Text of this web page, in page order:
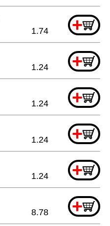
+
1.74
+
1.24
+
1.24
+
1.24
+
1.24
+
8.78